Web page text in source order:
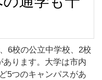
6校の公立中学校、2校
ります。大学は市内
5つのキャンパスがあ